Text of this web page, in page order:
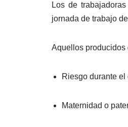
Los de
jornada de trabajo
Aquellos producidos
Riesgo durante
Maternidad o